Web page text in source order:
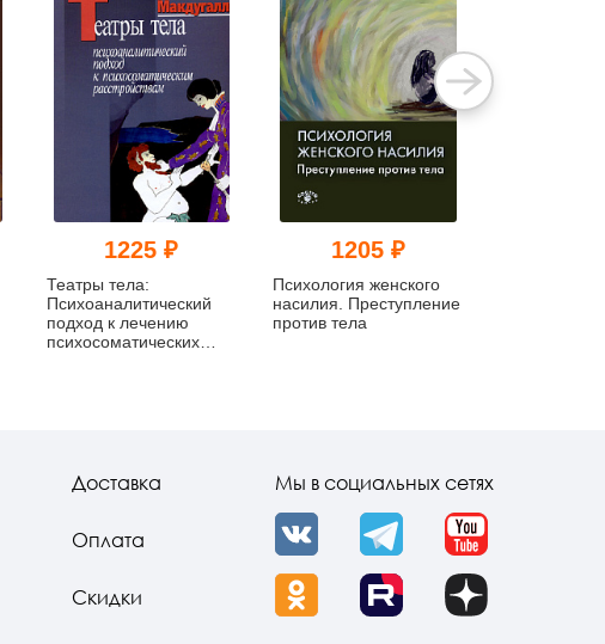
1225 ₽
Театры тела:
Психоаналитический
подход к лечению
психосоматических
1205 ₽
Психология женского
насилия. Преступление
против тела
Доставка
Оплата
Скидки
Мы в социальных сетях
VK Telegram YouTube
OK Rutube Dzen